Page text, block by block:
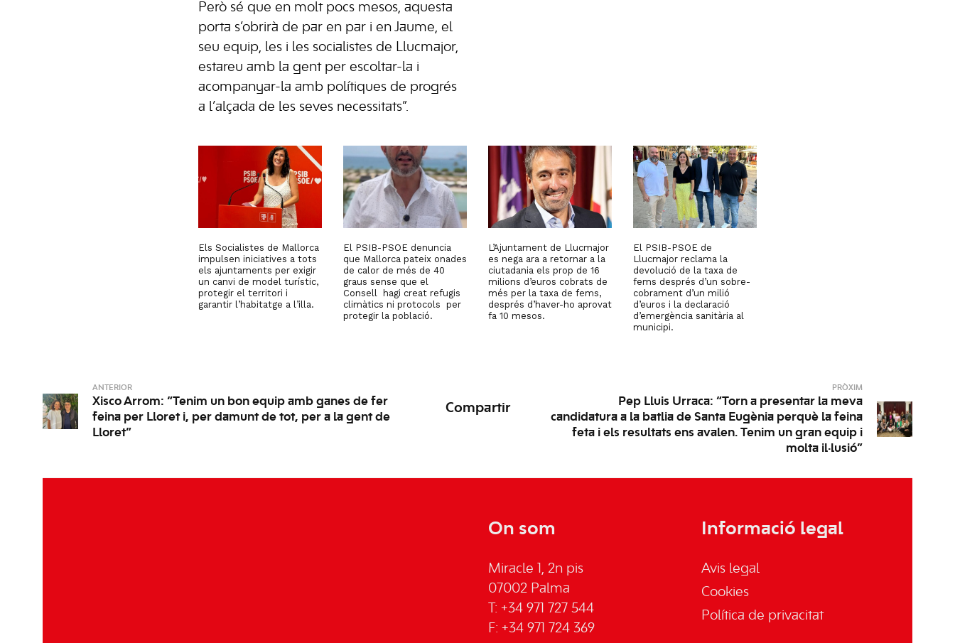
Però sé que en molt pocs mesos, aquesta
porta s’obrirà de par en par i en Jaume, el
seu equip, les i les socialistes de Llucmajor,
estareu amb la gent per escoltar-la i
acompanyar-la amb polítiques de progrés
a l’alçada de les seves necessitats”.
Els Socialistes de Mallorca
impulsen iniciatives a tots
els ajuntaments per exigir
un canvi de model turístic,
protegir el territori i
garantir l’habitatge a l’illa.
El PSIB-PSOE denuncia
que Mallorca pateix onades
de calor de més de 40
graus sense que el
Consell hagi creat refugis
climàtics ni protocols per
protegir la població.
L’Ajuntament de Llucmajor
es nega ara a retornar a la
ciutadania els prop de 16
milions d’euros cobrats de
més per la taxa de fems,
després d’haver-ho aprovat
fa 10 mesos.
El PSIB-PSOE de
Llucmajor reclama la
devolució de la taxa de
fems després d’un sobre-
cobrament d’un milió
d’euros i la declaració
d’emergència sanitària al
municipi.
ANTERIOR
Xisco Arrom: “Tenim un bon equip amb ganes de fer
feina per Lloret i, per damunt de tot, per a la gent de
Lloret”
Compartir
PRÒXIM
Pep Lluis Urraca: “Torn a presentar la meva
candidatura a la batlia de Santa Eugènia perquè la feina
feta i els resultats ens avalen. Tenim un gran equip i
molta il·lusió”
On som
Miracle 1, 2n pis
07002 Palma
T: +34 971 727 544
F: +34 971 724 369
Informació legal
Avis legal
Cookies
Política de privacitat